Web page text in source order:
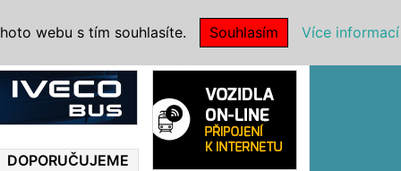
DOPORUČUJEME
webu s tím souhlasíte. Souhlasím Více informací